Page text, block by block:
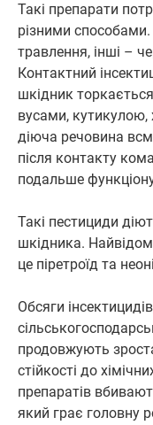
Такі препарати
різними
травлення, інші –
Контактний
шкідник
вусами,
діюча речовина
після контакту
подальше
Такі пестициди
шкідника.
це піретроїд та
Обсяги
продовжують
стійкості до
препаратів
який грає головну